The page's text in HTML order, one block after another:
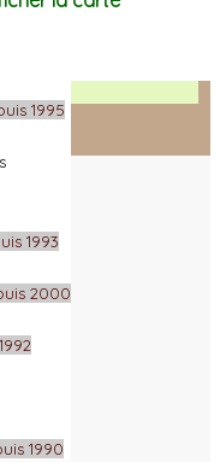
1995
1993
2000
1990